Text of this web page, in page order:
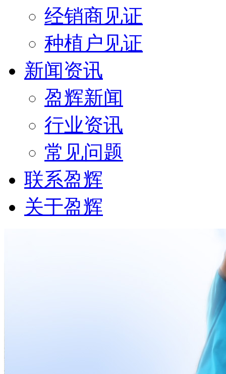
经销商见证
种植户见证
新闻资讯
盈辉新闻
行业资讯
常见问题
联系盈辉
关于盈辉